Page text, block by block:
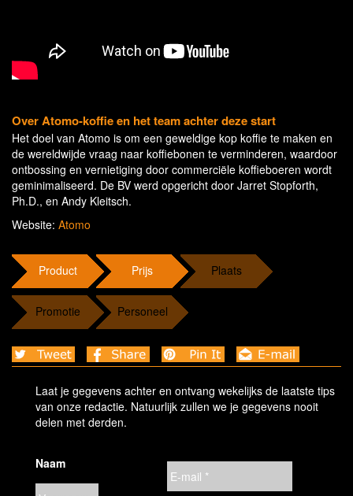
Over Atomo-koffie en het team achter deze start
Het doel van Atomo is om een ​​geweldige kop koffie te maken en
de wereldwijde vraag naar koffiebonen te verminderen, waardoor
ontbossing en vernietiging door commerciële koffieboeren wordt
geminimaliseerd. De BV werd opgericht door Jarret Stopforth,
Ph.D., en Andy Kleitsch.
Website: Atomo
Product Prijs Plaats
Promotie Personeel
Laat je gegevens achter en ontvang wekelijks de laatste tips
van onze redactie. Natuurlijk zullen we je gegevens nooit
delen met derden.
Naam